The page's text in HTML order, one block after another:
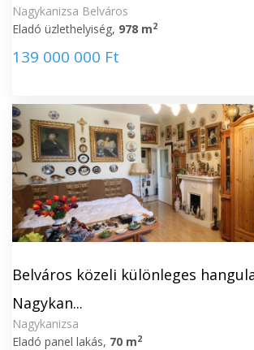
Nagykanizsa Belváros
Eladó üzlethelyiség, 978 m2
139 000 000 Ft
Belváros közeli különleges
Nagykan...
Nagykanizsa
Eladó panel lakás, 70 m2